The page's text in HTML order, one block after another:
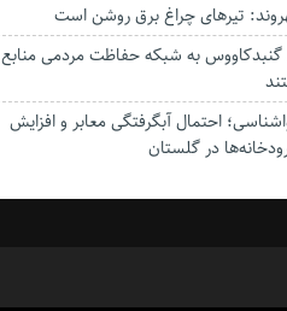
تیرهای چراغ برق روشن است
گنبدکاووس به شبکه حفاظت مردمی منابع
احتمال آبگرفتگی معابر و افزایش
در گلستان